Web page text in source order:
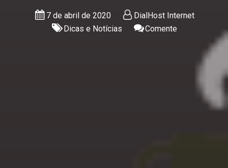
7 de abril de 2020
DialHost Internet
Dicas e Notícias
Comente